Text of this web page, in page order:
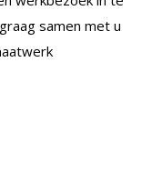
samen met u